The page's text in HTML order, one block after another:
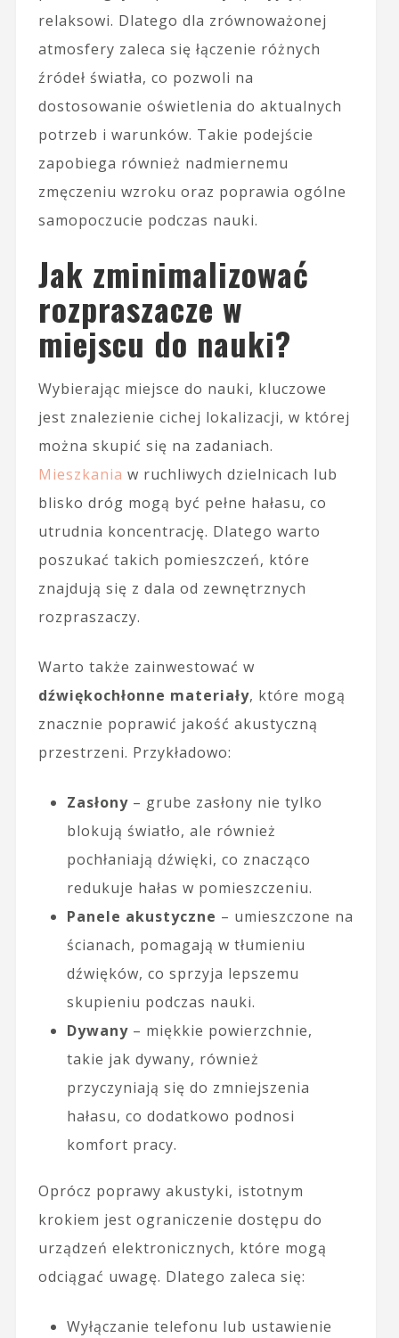
relaksowi. Dlatego dla zrównoważonej
atmosfery zaleca się łączenie różnych
źródeł światła, co pozwoli na
dostosowanie oświetlenia do aktualnych
potrzeb i warunków. Takie podejście
zapobiega również nadmiernemu
zmęczeniu wzroku oraz poprawia ogólne
samopoczucie podczas nauki.
Jak zminimalizować
rozpraszacze w
miejscu do nauki?
Wybierając miejsce do nauki, kluczowe
jest znalezienie cichej lokalizacji, w której
można skupić się na zadaniach.
Mieszkania w ruchliwych dzielnicach lub
blisko dróg mogą być pełne hałasu, co
utrudnia koncentrację. Dlatego warto
poszukać takich pomieszczeń, które
znajdują się z dala od zewnętrznych
rozpraszaczy.
Warto także zainwestować w
dźwiękochłonne materiały, które mogą
znacznie poprawić jakość akustyczną
przestrzeni. Przykładowo:
Zasłony– grube zasłony nie tylko
blokują światło, ale również
pochłaniają dźwięki, co znacząco
redukuje hałas w pomieszczeniu.
Panele akustyczne – umieszczone na
ścianach, pomagają w tłumieniu
dźwięków, co sprzyja lepszemu
skupieniu podczas nauki.
Dywany– miękkie powierzchnie,
takie jak dywany, również
przyczyniają się do zmniejszenia
hałasu, co dodatkowo podnosi
komfort pracy.
Oprócz poprawy akustyki, istotnym
krokiem jest ograniczenie dostępu do
urządzeń elektronicznych, które mogą
odciągać uwagę. Dlatego zaleca się:
Wyłączanie telefonu lub ustawienie